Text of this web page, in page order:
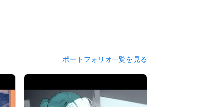
ポートフォリオ一覧を見る